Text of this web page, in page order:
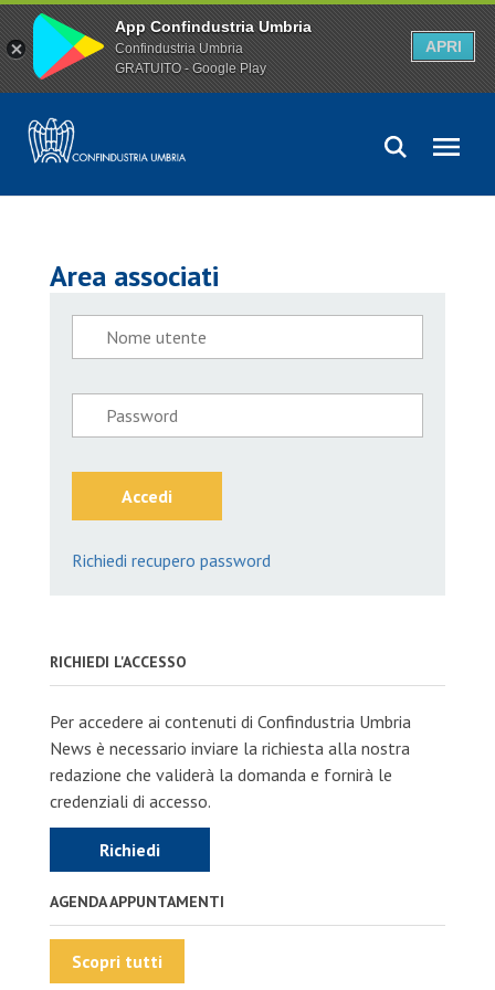
Area associati
Accedi
Richiedi recupero password
RICHIEDI L'ACCESSO
Per accedere ai contenuti di Confindustria Umbria
News è necessario inviare la richiesta alla nostra
redazione che validerà la domanda e fornirà le
credenziali di accesso.
Richiedi
AGENDA APPUNTAMENTI
Scopri tutti
App Confindustria Umbria
Confindustria Umbria
GRATUITO - Google Play
APRI